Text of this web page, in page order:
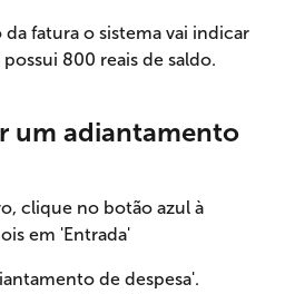
da fatura o sistema vai indicar
800 reais de saldo.
um adiantamento
clique no botão azul à
em 'Entrada'
de despesa'.